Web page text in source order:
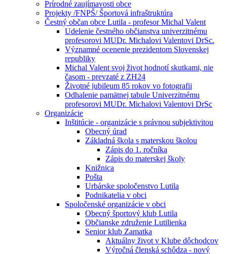
Prírodné zaujímavosti obce
Projekty /FNPŠ/ Športová infraštruktúra
Čestný občan obce Lutila - profesor Michal Valent
Udelenie čestného občianstva univerzitnému
profesorovi MUDr. Michalovi Valentovi DrSc.
Významné ocenenie prezidentom Slovenskej
republiky
Michal Valent svoj život hodnotí skutkami, nie
časom - prevzaté z ZH24
Životné jubileum 85 rokov vo fotografii
Odhalenie pamätnej tabule Univerzitnému
profesorovi MUDr. Michalovi Valentovi DrSc
Organizácie
Inštitúcie - organizácie s právnou subjektivitou
Obecný úrad
Základná škola s materskou školou
Zápis do 1. ročníka
Zápis do materskej školy
Knižnica
Pošta
Urbárske spoločenstvo Lutila
Podnikatelia v obci
Spoločenské organizácie v obci
Obecný športový klub Lutila
Občianske združenie Lutilienka
Senior klub Zamatka
Aktuálny život v Klube dôchodcov
Výročná členská schôdza - nový